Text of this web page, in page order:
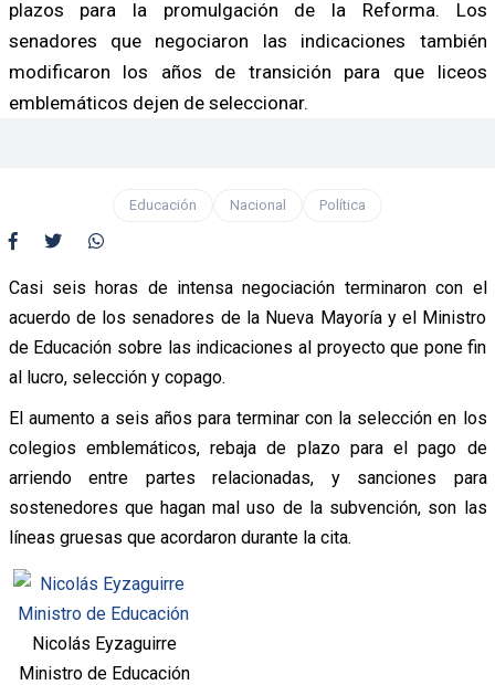
plazos para la promulgación de la Reforma. Los
senadores que negociaron las indicaciones también
modificaron los años de transición para que liceos
emblemáticos dejen de seleccionar.
Educación Nacional Política
Casi seis horas de intensa negociación terminaron con el
acuerdo de los senadores de la Nueva Mayoría y el Ministro
de Educación sobre las indicaciones al proyecto que pone fin
al lucro, selección y copago.
El aumento a seis años para terminar con la selección en los
colegios emblemáticos, rebaja de plazo para el pago de
arriendo entre partes relacionadas, y sanciones para
sostenedores que hagan mal uso de la subvención, son las
líneas gruesas que acordaron durante la cita.
Nicolás Eyzaguirre
Ministro de Educación